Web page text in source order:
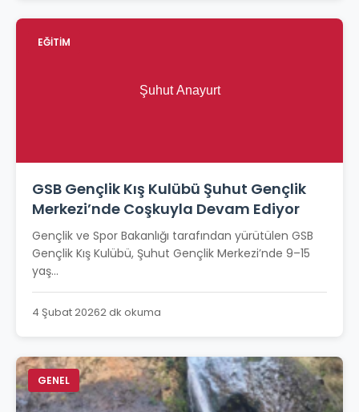
EĞİTİM
GSB Gençlik Kış Kulübü Şuhut Gençlik
Merkezi’nde Coşkuyla Devam Ediyor
Gençlik ve Spor Bakanlığı tarafından yürütülen GSB
Gençlik Kış Kulübü, Şuhut Gençlik Merkezi’nde 9–15
yaş...
4 Şubat 20262 dk okuma
GENEL